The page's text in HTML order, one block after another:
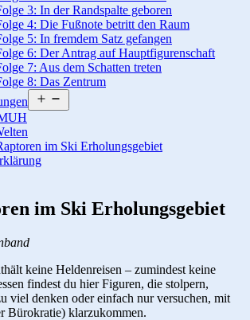
3: In der Randspalte geboren
4: Die Fußnote betritt den Raum
5: In fremdem Satz gefangen
6: Der Antrag auf Hauptfigurenschaft
7: Aus dem Schatten treten
8: Das Zentrum
öffnen
im Ski Erholungsgebiet
im Ski Erholungsgebiet
keine Heldenreisen – zumindest keine
findest du hier Figuren, die stolpern,
viel denken oder einfach nur versuchen, mit
Bürokratie) klarzukommen.